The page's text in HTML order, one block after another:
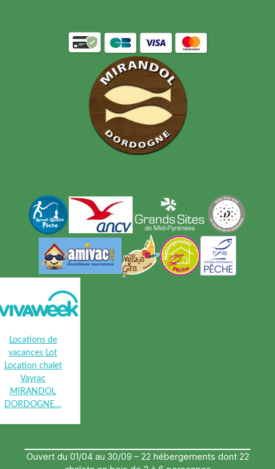
Locations de
vacances Lot
Location chalet
Vayrac
MIRANDOL
DORDOGNE…
Ouvert du 01/04 au 30/09 – 22 hébergements dont 22